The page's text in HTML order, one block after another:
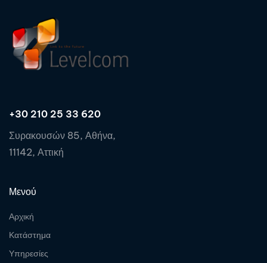
+30 210 25 33 620
Συρακουσών 85, Αθήνα,
11142, Αττική
Μενού
Αρχική
Κατάστημα
Υπηρεσίες